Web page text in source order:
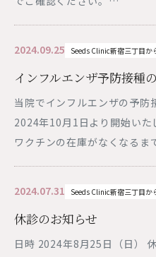
2024.09.25 Seeds Clinic新宿三丁目か
インフルエンザ予防接種
当院でインフルエンザの予防
2024年10月1日より開始いた
ワクチンの在庫がなくなる
2024.07.31 Seeds Clinic新宿三丁目か
休診のお知らせ
日時 2024年8月25日（日）